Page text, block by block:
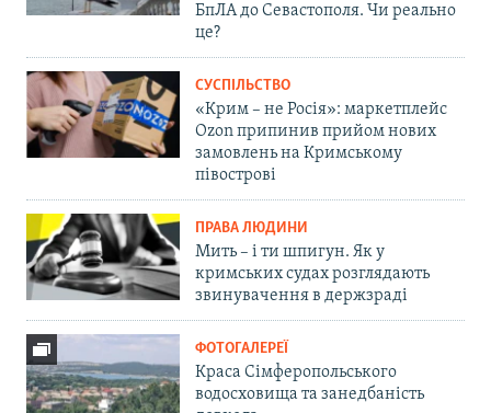
БпЛА до Севастополя. Чи реально
це?
СУСПІЛЬСТВО
«Крим – не Росія»: маркетплейс
Ozon припинив прийом нових
замовлень на Кримському
півострові
ПРАВА ЛЮДИНИ
Мить – і ти шпигун. Як у
кримських судах розглядають
звинувачення в держзраді
ФОТОГАЛЕРЕЇ
Краса Сімферопольського
водосховища та занедбаність